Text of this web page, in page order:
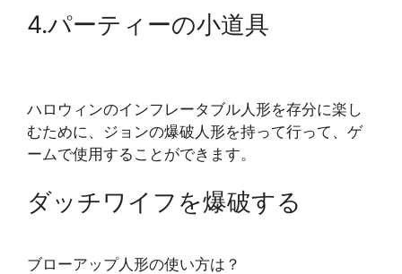
4.パーティーの小道具
ハロウィンのインフレータブル人形を存分に楽し
むために、ジョンの爆破人形を持って行って、ゲ
ームで使用することができます。
ダッチワイフを爆破する
ブローアップ人形の使い方は？